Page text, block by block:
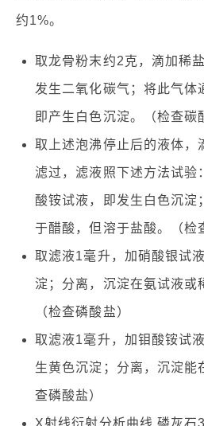
约1%。
取龙骨粉末约2克，滴加稀
发生二氧化碳气；将此气体
即产生白色沉淀。（检查碳
取上述泡沸停止后的液体，
滤过，滤液照下述方法试验
酸铵试液，即发生白色沉淀
于醋酸，但溶于盐酸。（检
取滤液1毫升，加硝酸银试
淀；分离，沉淀在氨试液或
（检查磷酸盐）
取滤液1毫升，加钼酸铵试
生黄色沉淀；分离，沉淀能
查磷酸盐）
X射线衍射分析曲线 磷灰石